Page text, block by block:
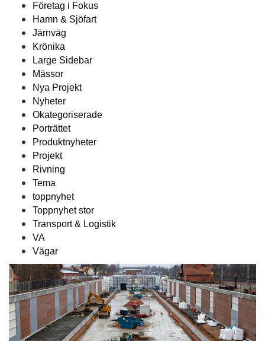
Företag i Fokus
Hamn & Sjöfart
Järnväg
Krönika
Large Sidebar
Mässor
Nya Projekt
Nyheter
Okategoriserade
Porträttet
Produktnyheter
Projekt
Rivning
Tema
toppnyhet
Toppnyhet stor
Transport & Logistik
VA
Vägar